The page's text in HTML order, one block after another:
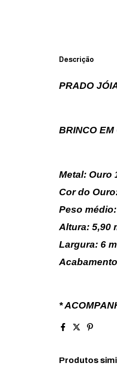
Descrição
PRADO
BRINCO EM
Metal: Ouro
Cor do
Peso
Altura: 5,90
Largura: 6
*
Produtos